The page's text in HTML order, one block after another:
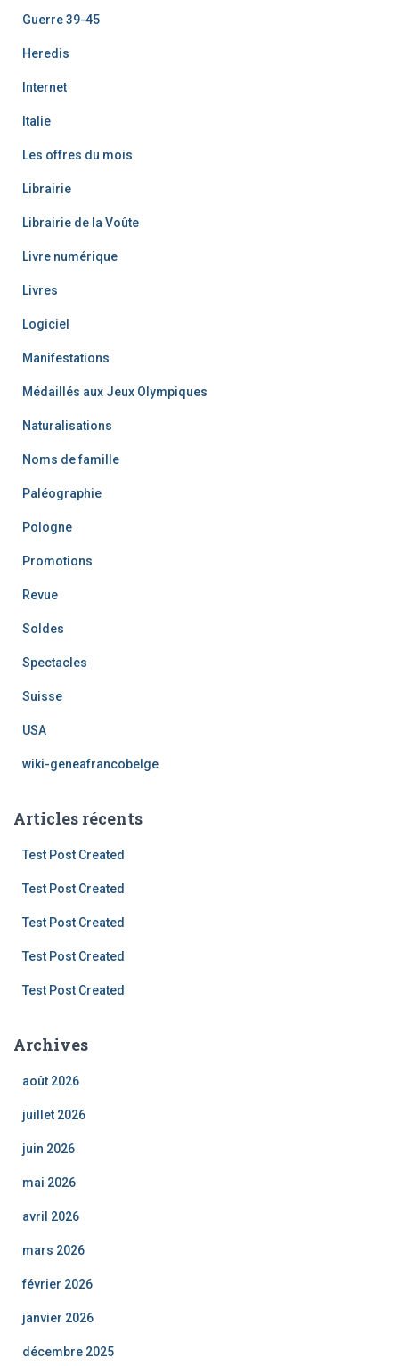
Guerre 39-45
Heredis
Internet
Italie
Les offres du mois
Librairie
Librairie de la Voûte
Livre numérique
Livres
Logiciel
Manifestations
Médaillés aux Jeux Olympiques
Naturalisations
Noms de famille
Paléographie
Pologne
Promotions
Revue
Soldes
Spectacles
Suisse
USA
wiki-geneafrancobelge
Articles récents
Test Post Created
Test Post Created
Test Post Created
Test Post Created
Test Post Created
Archives
août 2026
juillet 2026
juin 2026
mai 2026
avril 2026
mars 2026
février 2026
janvier 2026
décembre 2025